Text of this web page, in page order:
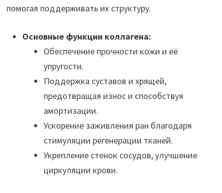
помогая поддерживать их структуру.
Основные функции коллагена:
Обеспечение прочности кожи и её
упругости.
Поддержка суставов и хрящей,
предотвращая износ и способствуя
амортизации.
Ускорение заживления ран благодаря
стимуляции регенерации тканей.
Укрепление стенок сосудов, улучшение
циркуляции крови.